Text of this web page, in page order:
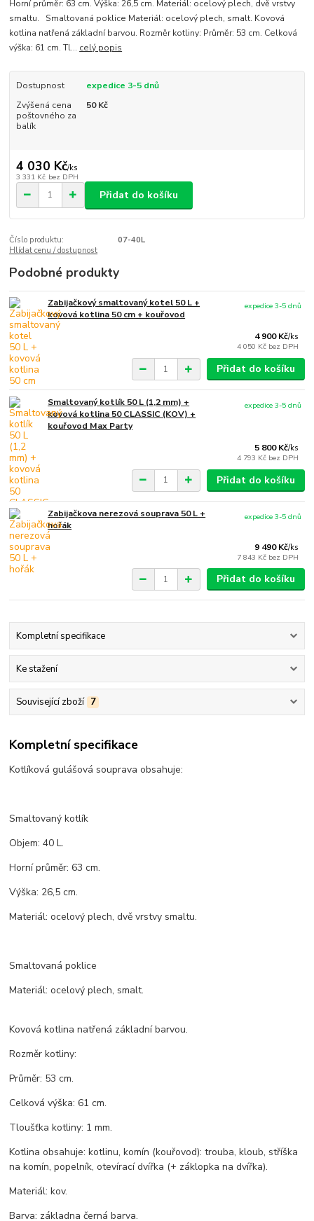
Horní průměr: 63 cm. Výška: 26,5 cm. Materiál: ocelový plech, dvě vrstvy
smaltu. Smaltovaná poklice Materiál: ocelový plech, smalt. Kovová
kotlina natřená základní barvou. Rozměr kotliny: Průměr: 53 cm. Celková
výška: 61 cm. Tl... celý popis
Dostupnost
expedice 3-5 dnů
Zvýšená cena
poštovného za
balík
50 Kč
4 030 Kč/ks
3 331 Kč bez DPH
Přidat do košíku
Číslo produktu:
07-40L
Hlídat cenu / dostupnost
Podobné produkty
Zabijačkový smaltovaný kotel 50 L +
kovová kotlina 50 cm + kouřovod
4 900 Kč/ks
4 050 Kč bez DPH
expedice 3-5 dnů
Přidat do košíku
Smaltovaný kotlík 50 L (1,2 mm) +
kovová kotlina 50 CLASSIC (KOV) +
kouřovod Max Party
5 800 Kč/ks
4 793 Kč bez DPH
expedice 3-5 dnů
Přidat do košíku
Zabijačkova nerezová souprava 50 L +
hořák
9 490 Kč/ks
7 843 Kč bez DPH
expedice 3-5 dnů
Přidat do košíku
Kompletní specifikace
Ke stažení
Související zboží 7
Kompletní specifikace
Kotlíková gulášová souprava obsahuje:
Smaltovaný kotlík
Objem: 40 L.
Horní průměr: 63 cm.
Výška: 26,5 cm.
Materiál: ocelový plech, dvě vrstvy smaltu.
Smaltovaná poklice
Materiál: ocelový plech, smalt.
Kovová kotlina natřená základní barvou.
Rozměr kotliny:
Průměr: 53 cm.
Celková výška: 61 cm.
Tloušťka kotliny: 1 mm.
Kotlina obsahuje: kotlinu, komín (kouřovod): trouba, kloub, stříška
na komín, popelník, otevírací dvířka (+ záklopka na dvířka).
Materiál: kov.
Barva: základna černá barva.